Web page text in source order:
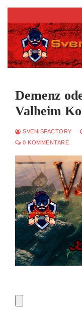
Zum
Inhalt
springen
Demenz
Valheim
SVENISFACTORY
0 KOMMENTARE